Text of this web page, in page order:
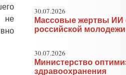
не
30.07.2026
Массовые жертвы ИИ
российской молодежи
30.07.2026
Министерство
здравоохранения